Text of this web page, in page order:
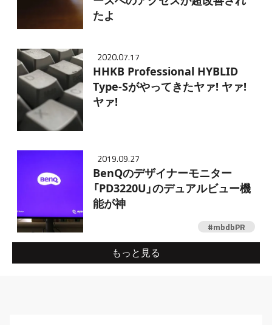
たよ
2020.07.17
HHKB Professional HYBLID
Type-Sがやってきたヤァ! ヤァ!
ヤァ!
2019.09.27
BenQのデザイナーモニター
「PD3220U」のデュアルビュー機
能が神
#mbdbPR
もっと見る